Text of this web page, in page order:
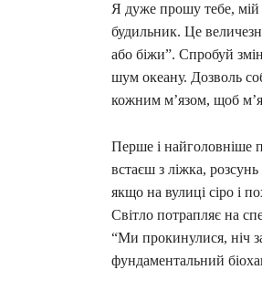
Я дуже прошу тебе, мій
будильник. Це
або біжи”. Спробуй
шум океану. Дозволь
кожним м’язом, щоб
Перше і найголовніше
встаєш з ліжка,
якщо на вулиці сіро і
Світло потрапляє на
“Ми прокинулися, ніч
фундаментальний